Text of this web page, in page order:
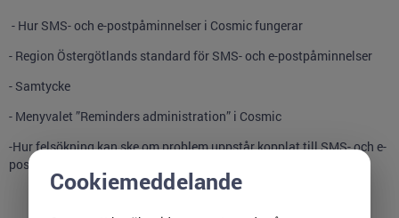
- Hur SMS- och e-postpåminnelser i Cosmic fungerar
- Region Östergötlands standard för SMS- och e-postpåminnelser
- Samtycke
- Menyvalet ”Reminders administration” i Cosmic
-Hur felsökning kan ske om problem uppstår kopplat till SMS- och e-
postpåminnelser
Cookiemeddelande